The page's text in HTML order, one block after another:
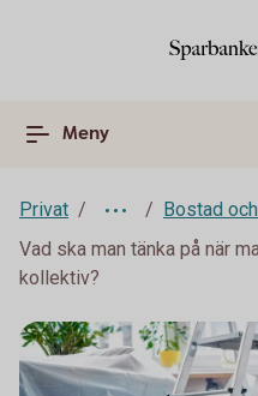
Meny
Privat
Bostad
Vad ska man tänka på när
kollektiv?